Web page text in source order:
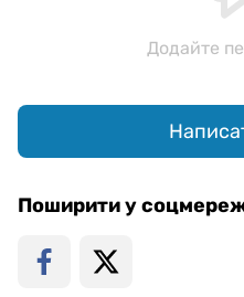
Додайте
Поширити у